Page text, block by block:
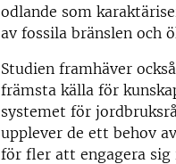
odlande som
av fossila bränslen och
Studien framhäver
främsta källa för
systemet för
upplever de ett behov
för fler att engagera